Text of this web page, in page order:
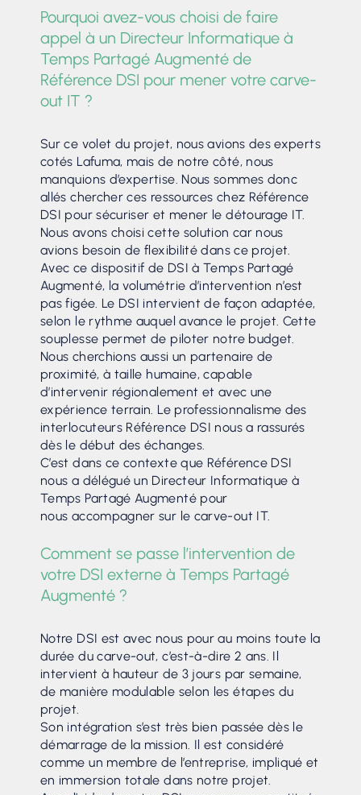
Pourquoi avez-vous choisi de faire
appel à un Directeur Informatique à
Temps Partagé Augmenté de
Référence DSI pour mener votre carve-
out IT ?
Sur ce volet du projet, nous avions des experts
cotés Lafuma, mais de notre côté, nous
manquions d’expertise. Nous sommes donc
allés chercher ces ressources chez Référence
DSI pour sécuriser et mener le détourage IT.
Nous avons choisi cette solution car nous
avions besoin de flexibilité dans ce projet.
Avec ce dispositif de DSI à Temps Partagé
Augmenté, la volumétrie d’intervention n’est
pas figée. Le DSI intervient de façon adaptée,
selon le rythme auquel avance le projet. Cette
souplesse permet de piloter notre budget.
Nous cherchions aussi un partenaire de
proximité, à taille humaine, capable
d’intervenir régionalement et avec une
expérience terrain. Le professionnalisme des
interlocuteurs Référence DSI nous a rassurés
dès le début des échanges.
C’est dans ce contexte que Référence DSI
nous a délégué un Directeur Informatique à
Temps Partagé Augmenté pour
nous accompagner sur le carve-out IT.
Comment se passe l’intervention de
votre DSI externe à Temps Partagé
Augmenté ?
Notre DSI est avec nous pour au moins toute la
durée du carve-out, c’est-à-dire 2 ans. Il
intervient à hauteur de 3 jours par semaine,
de manière modulable selon les étapes du
projet.
Son intégration s’est très bien passée dès le
démarrage de la mission. Il est considéré
comme un membre de l’entreprise, impliqué et
en immersion totale dans notre projet.